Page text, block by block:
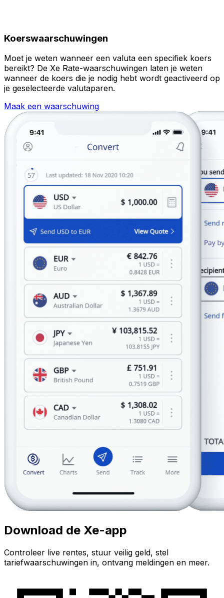
Koerswaarschuwingen
Moet je weten wanneer een valuta een specifiek koers
bereikt? De Xe Rate-waarschuwingen laten je weten
wanneer de koers die je nodig hebt wordt geactiveerd op
je geselecteerde valutaparen.
Maak een waarschuwing
Download de Xe-app
Controleer live rentes, stuur veilig geld, stel
tariefwaarschuwingen in, ontvang meldingen en meer.